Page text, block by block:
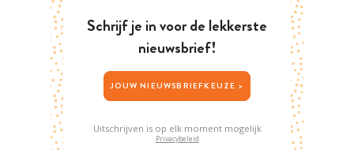
Schrijf je in voor de lekkerste
nieuwsbrief!
JOUW NIEUWSBRIEFKEUZE >
Uitschrijven is op elk moment mogelijk
Privacybeleid